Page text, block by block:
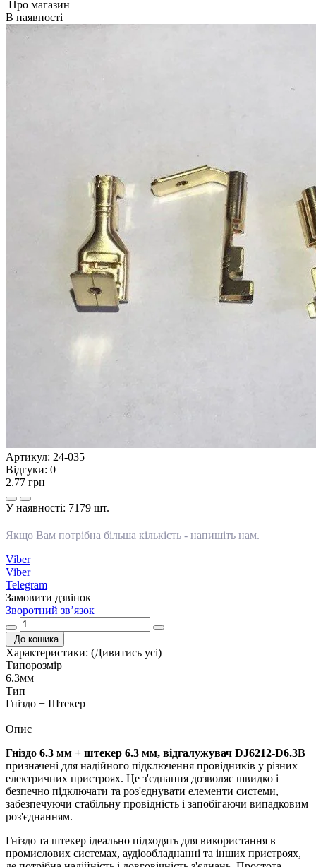
Про магазин
В наявності
Артикул: 24-035
Відгуки: 0
2.77 грн
У наявності: 7179 шт.
Якщо Вам потрібна більша кількість - напишіть нам.
Viber
Viber
Telegram
Замовити дзвінок
Зворотний зв’язок
До кошика
Характеристики: (Дивитись усі)
Типорозмір
6.3мм
Тип
Гніздо + Штекер
Опис
Гніздо 6.3 мм + штекер 6.3 мм, відгалужувач DJ6212-D6.3B
призначені для надійного підключення провідників у різних
електричних пристроях. Це з'єднання дозволяє швидко і
безпечно підключати та роз'єднувати елементи системи,
забезпечуючи стабільну провідність і запобігаючи випадковим
роз'єднанням.
Гніздо та штекер ідеально підходять для використання в
промислових системах, аудіообладнанні та інших пристроях,